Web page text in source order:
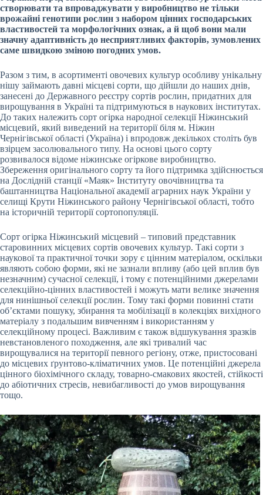
створювати та впроваджувати у виробництво не тільки
врожайні генотипи рослин з набором цінних господарських
властивостей та морфологічних ознак, а й щоб вони мали
значну адаптивність до несприятливих факторів, зумовлених
саме швидкою зміною погодних умов.
Разом з тим, в асортименті овочевих культур особливу унікальну
нішу займають давні місцеві сорти, що дійшли до наших днів,
занесені до Державного реєстру сортів рослин, придатних для
вирощування в Україні та підтримуються в наукових інститутах.
До таких належить сорт огірка народної селекції Ніжинський
місцевий, який виведений на території біля м. Ніжин
Чернігівської області (Україна) і впродовж декількох століть був
взірцем засолювального типу. На основі цього сорту
розвивалося відоме ніжинське огіркове виробництво.
Збереження оригінального сорту та його підтримка здійснюється
на Дослідній станції «Маяк» Інституту овочівництва та
баштанництва Національної академії аграрних наук України у
селищі Крути Ніжинського району Чернігівської області, тобто
на історичній території сортопопуляції.
Сорт огірка Ніжинський місцевий – типовий представник
старовинних місцевих сортів овочевих культур. Такі сорти з
наукової та практичної точки зору є цінним матеріалом, оскільки
являють собою форми, які не зазнали впливу (або цей вплив був
незначним) сучасної селекції, і тому є потенційними джерелами
селекційно-цінних властивостей і можуть мати велике значення
для нинішньої селекції рослин. Тому такі форми повинні стати
об’єктами пошуку, збирання та мобілізації в колекціях вихідного
матеріалу з подальшим вивченням і використанням у
селекційному процесі. Важливим є також відшукування зразків
невстановленого походження, але які тривалий час
вирощувалися на території певного регіону, отже, пристосовані
до місцевих ґрунтово-кліматичних умов. Це потенційні джерела
цінного біохімічного складу, товарно-смакових якостей, стійкості
до абіотичних стресів, невибагливості до умов вирощування
тощо.